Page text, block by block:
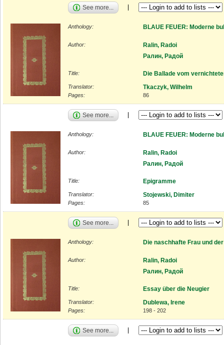
See more...
Anthology: BLAUE FEUER: Moderne
Author:
Ralin, Radoi
Ралин, Радой
Title: Die Ballade vom
Translator: Tkaczyk, Wilhelm
Pages: 86
See more...
Anthology: BLAUE FEUER: Moderne
Author:
Ralin, Radoi
Ралин, Радой
Title: Epigramme
Translator: Stojewski, Dimiter
Pages: 85
See more...
Anthology: Die naschhafte Frau und
Author:
Ralin, Radoi
Ралин, Радой
Title: Essay über die Neugier
Translator: Dublewa, Irene
Pages: 198 - 202
See more...